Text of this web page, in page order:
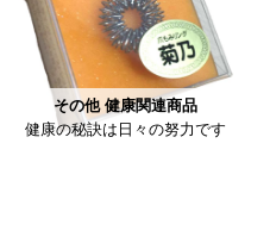
その他 健康関連商品
健康の秘訣は日々の努力です